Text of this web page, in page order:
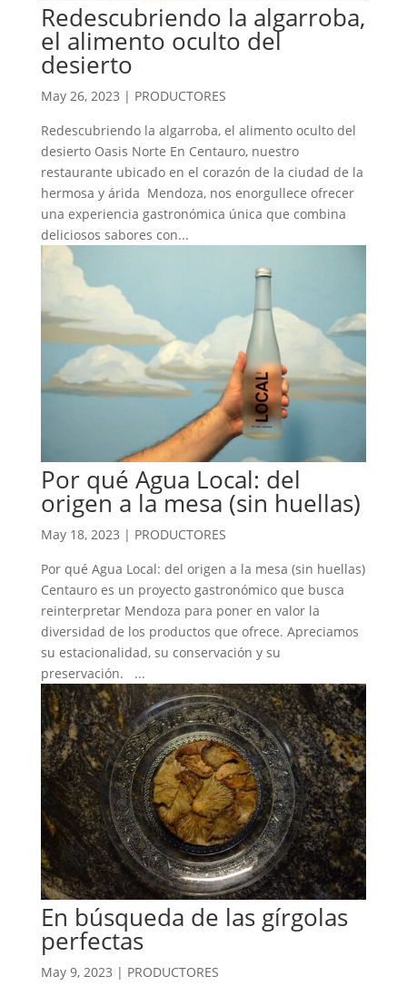
Redescubriendo la algarroba,
el alimento oculto del
desierto
May 26, 2023 | PRODUCTORES
Redescubriendo la algarroba, el alimento oculto del
desierto Oasis Norte En Centauro, nuestro
restaurante ubicado en el corazón de la ciudad de la
hermosa y árida Mendoza, nos enorgullece ofrecer
una experiencia gastronómica única que combina
deliciosos sabores con...
Por qué Agua Local: del
origen a la mesa (sin huellas)
May 18, 2023 | PRODUCTORES
Por qué Agua Local: del origen a la mesa (sin huellas)
Centauro es un proyecto gastronómico que busca
reinterpretar Mendoza para poner en valor la
diversidad de los productos que ofrece. Apreciamos
su estacionalidad, su conservación y su
preservación. ...
En búsqueda de las gírgolas
perfectas
May 9, 2023 | PRODUCTORES